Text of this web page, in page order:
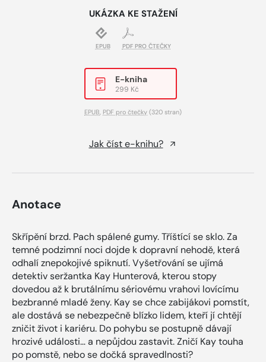
UKÁZKA KE STAŽENÍ
EPUB PDF PRO ČTEČKY
E-kniha
299 Kč
EPUB, PDF pro čtečky (320 stran)
Jak číst e-knihu?
Anotace
Skřípění brzd. Pach spálené gumy. Tříštící se sklo. Za
temné podzimní noci dojde k dopravní nehodě, která
odhalí znepokojivé spiknutí. Vyšetřování se ujímá
detektiv seržantka Kay Hunterová, kterou stopy
dovedou až k brutálnímu sériovému vrahovi lovícímu
bezbranné mladé ženy. Kay se chce zabijákovi pomstít,
ale dostává se nebezpečně blízko lidem, kteří jí chtějí
zničit život i kariéru. Do pohybu se postupně dávají
hrozivé události… a nepůjdou zastavit. Zničí Kay touha
po pomstě, nebo se dočká spravedlnosti?